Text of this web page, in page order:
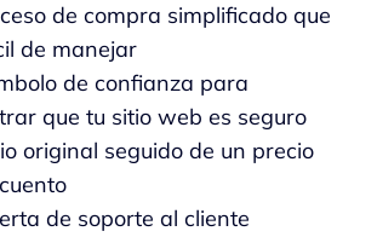
de compra simplificado que
de manejar
de confianza para
que tu sitio web es seguro
original seguido de un precio
de soporte al cliente